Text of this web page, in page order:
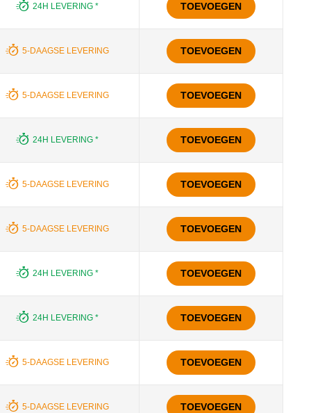
24H LEVERING * TOEVOEGEN
5-DAAGSE LEVERING TOEVOEGEN
5-DAAGSE LEVERING TOEVOEGEN
24H LEVERING * TOEVOEGEN
5-DAAGSE LEVERING TOEVOEGEN
5-DAAGSE LEVERING TOEVOEGEN
24H LEVERING * TOEVOEGEN
24H LEVERING * TOEVOEGEN
5-DAAGSE LEVERING TOEVOEGEN
5-DAAGSE LEVERING TOEVOEGEN